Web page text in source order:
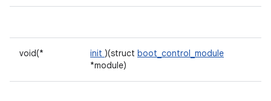
void(* init )(struct boot_control_module
*module)